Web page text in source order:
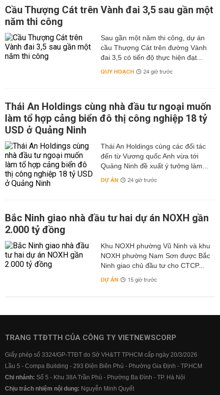
Cầu Thượng Cát trên Vành đai 3,5 sau gần một
năm thi công
Sau gần một năm thi công, dự án
cầu Thượng Cát trên đường Vành
đai 3,5 có tiến độ thực hiện đạt...
QUY HOẠCH 24 giờ trước
Thái An Holdings cùng nhà đầu tư ngoại muốn
làm tổ hợp cảng biển đô thị công nghiệp 18 tỷ
USD ở Quảng Ninh
Thái An Holdings cùng các đối tác
đến từ Vương quốc Anh vừa tới
Quảng Ninh đề xuất ý tưởng làm...
DỰ ÁN 24 giờ trước
Bắc Ninh giao nhà đầu tư hai dự án NOXH gần
2.000 tỷ đồng
Khu NOXH phường Vũ Ninh và khu
NOXH phường Nam Sơn được Bắc
Ninh giao chủ đầu tư cho CTCP...
DỰ ÁN 15 giờ trước
TRANG TTĐTTH CỦA CÔNG TY VIETNEWSCORP
Giấy phép số 3324/GP-TTĐT do Sở VH&TT TPHCM cấp ngày 20/3/2026
Lầu 5 - Compa Building - 293 Điện Biên Phủ - Phường Gia Định - TP.HCM
Chi nhánh: Số 5 - Khu 38A Trần Phú - Phường Ba Đình - TP. Hà Nội
Chịu trách nhiệm nội dung: Nguyễn Minh Quyết